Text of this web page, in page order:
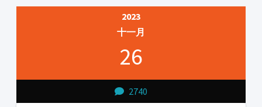
2023
十一月
26
2740